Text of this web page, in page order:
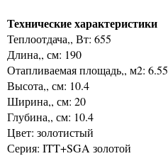
Технические характеристики
Теплоотдача,, Вт: 655
Длина,, см: 190
Отапливаемая площадь,, м2: 6.55
Высота,, см: 10.4
Ширина,, см: 20
Глубина,, см: 10.4
Цвет: золотистый
Серия: ITT+SGA золотой